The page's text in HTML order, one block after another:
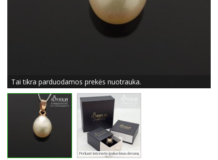
Tai tikra parduodamos prekės nuotrauka.